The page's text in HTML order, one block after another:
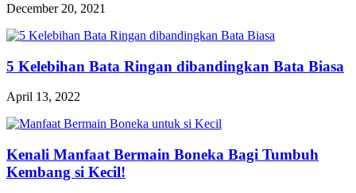
December 20, 2021
5 Kelebihan Bata Ringan dibandingkan Bata Biasa
April 13, 2022
Kenali Manfaat Bermain Boneka Bagi Tumbuh
Kembang si Kecil!